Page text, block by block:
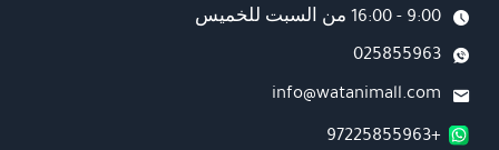
9:00 - 16:00 من السبت للخميس
025855963
info@watanimall.com
+97225855963